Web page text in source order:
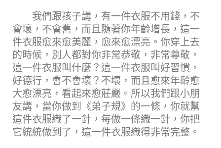
我們跟孩子講，有一件衣服不用錢，不
會壞，不會舊，而且隨著你年齡增長，這一
件衣服愈來愈美麗，愈來愈漂亮。你穿上去
的時候，別人都對你非常恭敬，非常尊敬，
這一件衣服叫什麼？這一件衣服叫好習慣，
好德行，會不會壞？不壞，而且愈來年齡愈
大愈漂亮，看起來愈莊嚴。所以我們跟小朋
友講，當你做到《弟子規》的一條，你就幫
這件衣服織了一針，每做一條織一針，你把
它統統做到了，這一件衣服織得非常完整。